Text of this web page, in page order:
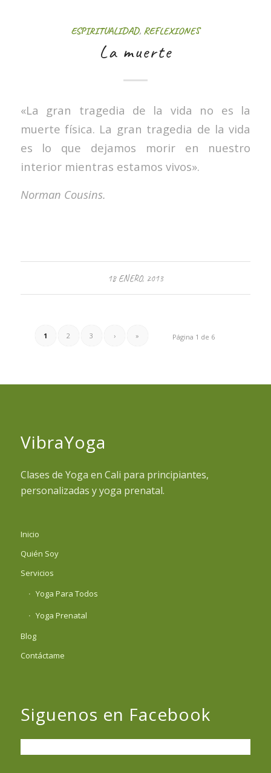
ESPIRITUALIDAD, REFLEXIONES
La muerte
«La gran tragedia de la vida no es la
muerte física. La gran tragedia de la vida
es lo que dejamos morir en nuestro
interior mientras estamos vivos».
Norman Cousins.
18 ENERO, 2013
Página 1 de 6
1 2 3 › »
VibraYoga
Clases de Yoga en Cali para principiantes,
personalizadas y yoga prenatal.
Inicio
Quién Soy
Servicios
Yoga Para Todos
Yoga Prenatal
Blog
Contáctame
Siguenos en Facebook